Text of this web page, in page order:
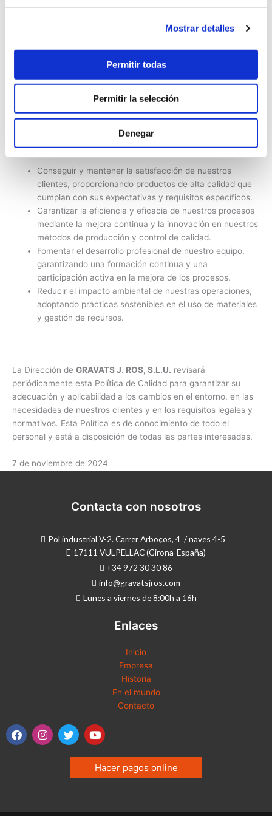
Mostrar detalles
Permitir todas
Permitir la selección
Denegar
responsabilidad individual de cada miembro del
que reflejen interna y externamente una imagen de
GRAVATS J.ROS, S.L.Uque se identifique con la
profesionalidad y calidad del servicio a nuestros
Por lo tanto son Objetivos de Calidad de nuestra empresa:
Conseguir y mantener la satisfacción de nuestros
clientes, proporcionando productos de alta calidad que
cumplan con sus expectativas y requisitos específicos.
Garantizar la eficiencia y eficacia de nuestros procesos
mediante la mejora continua y la innovación en nuestros
métodos de producción y control de calidad.
Fomentar el desarrollo profesional de nuestro equipo,
garantizando una formación continua y una
participación activa en la mejora de los procesos.
Reducir el impacto ambiental de nuestras operaciones,
adoptando prácticas sostenibles en el uso de materiales
y gestión de recursos.
La Dirección de GRAVATS J. ROS, S.L.U. revisará
periódicamente esta Política de Calidad para garantizar su
adecuación y aplicabilidad a los cambios en el entorno, en las
necesidades de nuestros clientes y en los requisitos legales y
normativos. Esta Política es de conocimiento de todo el
personal y está a disposición de todas las partes interesadas.
7 de noviembre de 2024
Contacta con nosotros
Pol industrial V-2. Carrer Arboços, 4 / naves 4-5
E-17111 VULPELLAC (Girona-España)
+34 972 30 30 86
info@gravatsjros.com
Lunes a viernes de 8:00h a 16h
Enlaces
Inicio
Empresa
Historia
En el mundo
Contacto
F
a
I
n
m
T
w
t
e
Y
o
t
u
b
Hacer pagos online